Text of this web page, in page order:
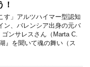
！
す」アルツハイマー型認知
ン、バレンシア出身の元バ
ンサレスさん（Marta C.
』を聞いて魂の舞い（ス